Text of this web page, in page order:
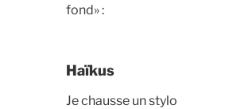
fond» :
Haïkus
Je chausse un stylo